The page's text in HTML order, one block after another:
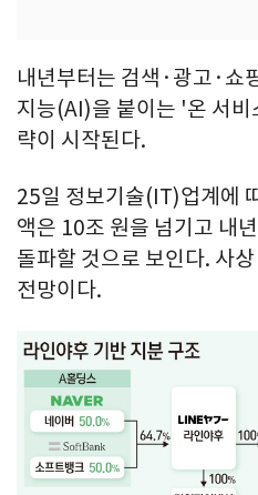
내년부터는 검색·광고·쇼
지능(AI)을 붙이는 '온 서
략이 시작된다.
25일 정보기술(IT)업계에
액은 10조 원을 넘기고 내
돌파할 것으로 보인다. 사
전망이다.